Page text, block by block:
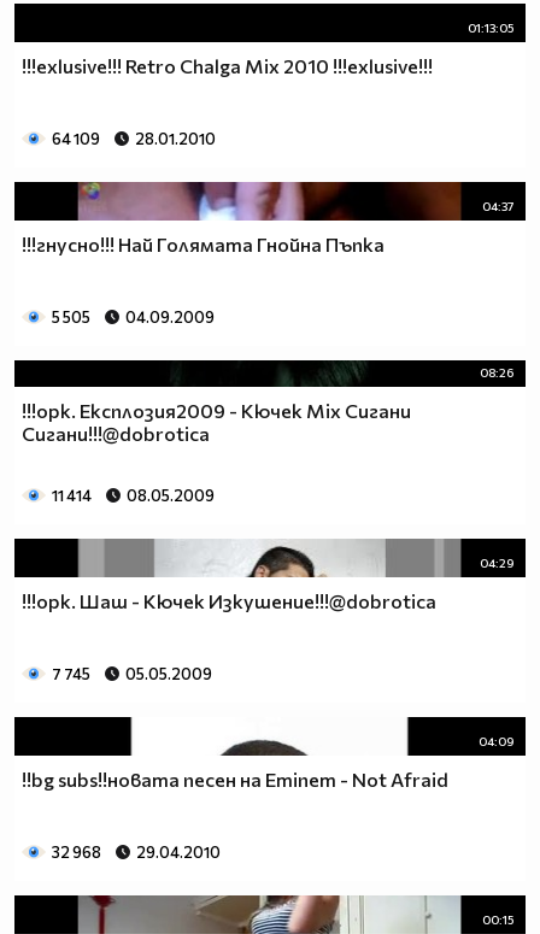
01:13:05
!!!exlusive!!! Retro Chalga Mix 2010 !!!exlusive!!!
64 109 28.01.2010
04:37
!!!гнусно!!! Най Голямата Гнойна Пъпка
5 505 04.09.2009
08:26
!!!орк. Експлозия2009 - Кючек Mix Сигани
Сигани!!!@dobrotica
11 414 08.05.2009
04:29
!!!орк. Шаш - Кючек Изкушение!!!@dobrotica
7 745 05.05.2009
04:09
!!bg subs!!новата песен на Eminem - Not Afraid
32 968 29.04.2010
00:15